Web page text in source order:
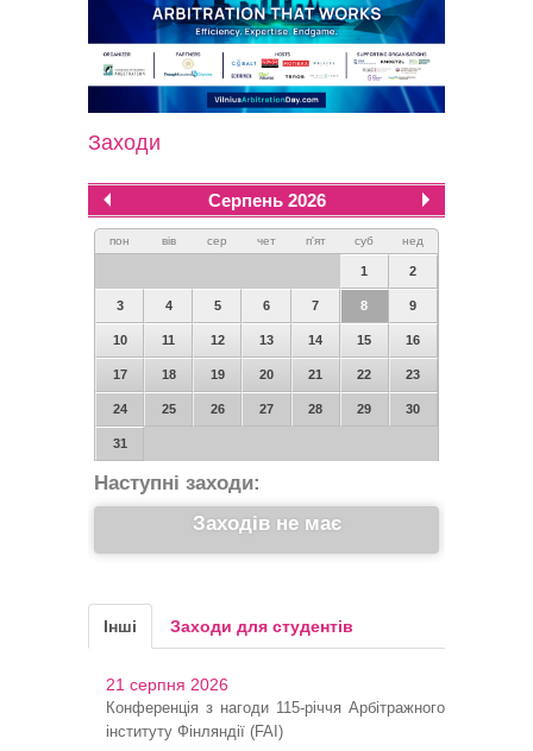
Заходи
Серпень 2026
пон вів сер чет п'ят суб нед
1 2
3 4 5 6 7 8 9
10 11 12 13 14 15 16
17 18 19 20 21 22 23
24 25 26 27 28 29 30
31
Наступні заходи:
Заходів не має
Інші Заходи для студентів
21 серпня 2026
Конференція з нагоди 115-річчя Арбітражного
інституту Фінляндії (FAI)